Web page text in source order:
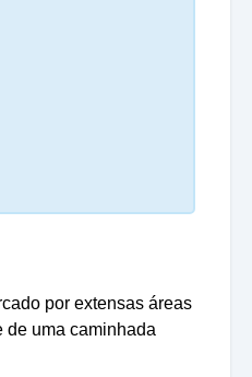
por extensas áreas
de uma caminhada